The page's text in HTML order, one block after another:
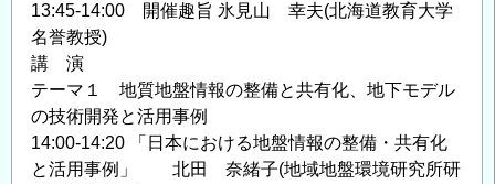
13:45-14:00 開催趣旨 氷見山 幸夫(北海道教育大学
名誉教授)
講 演
テーマ１ 地質地盤情報の整備と共有化、地下モデル
の技術開発と活用事例
14:00-14:20 「日本における地盤情報の整備・共有化
と活用事例」 北田 奈緒子(地域地盤環境研究所研